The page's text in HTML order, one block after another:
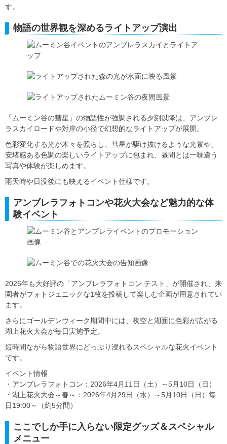
す。
物語の世界観を深めるライトアップ演出
「ムーミン谷の彗星」の物語性が強調される夕刻以降は、アンブレ
ラスカイロードや対岸の小径で幻想的なライトアップが展開。
色彩変化する光が木々を照らし、彗星が駆け抜けるような光景や、
安堵感ある色調の楽しいライトアップに包まれ、昼間とは一味違う
写真や体験が楽しめます。
雨天時や日没後にも映えるイベント仕様です。
アンブレラフォトコンや花火大会など魅力的な体
験イベント
2026年も大好評の「アンブレラフォトコン テスト」が開催され、来
園者がフォトジェニックな1枚を投稿して楽しむ企画が用意されてい
ます。
さらにゴールデンウィーク期間中には、夜空と湖面に色彩が広がる
湖上花火大会が毎日実施予定。
短時間ながら物語世界にどっぷり浸れるスペシャルな花火イベント
です。
イベント情報
・アンブレラフォトコン：2026年4月11日（土）～5月10日（日）
・湖上花火大会～春～：2026年4月29日（水）～5月10日（日）毎
日19:00～（約5分間）
ここでしか手に入らない限定グッズ＆スペシャル
メニュー